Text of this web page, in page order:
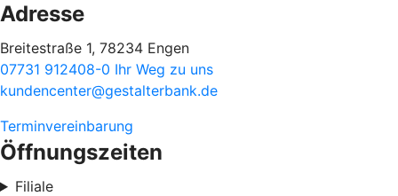
Adresse
Breitestraße 1, 78234 Engen
07731 912408-0 Ihr Weg zu uns
kundencenter@gestalterbank.de
Terminvereinbarung
Öffnungszeiten
Filiale